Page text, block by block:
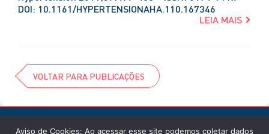
DOI: 10.1161/HYPERTENSIONAHA.110.167346
LEIA MAIS
VOLTAR PARA PUBLICAÇÕES
Aviso de Cookies: Ao acessar esse site podemos coletar dados